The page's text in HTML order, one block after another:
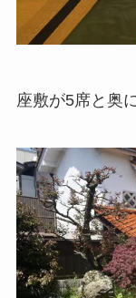
座敷が5席と奥